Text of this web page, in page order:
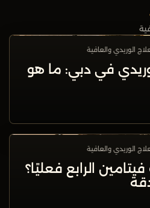
العلاج الوريدي والعافيةالوريدي والعافية
في دبي: ما هو
العلاج الوريدي والعافيةالوريدي والعافية
الرابع فعليًا؟